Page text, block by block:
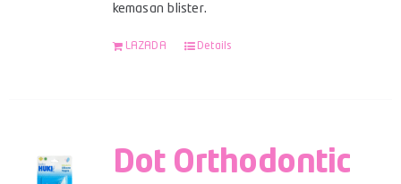
kemasan blister.
LAZADA Details
Dot Orthodontic